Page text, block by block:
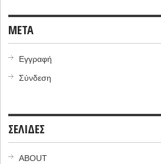
META
Εγγραφή
Σύνδεση
ΣΕΛΙΔΕΣ
ABOUT